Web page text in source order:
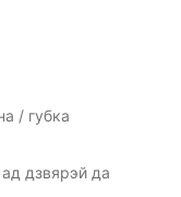
/ губка
дзвярэй да